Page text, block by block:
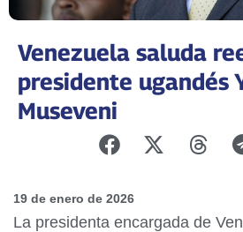
Venezuela saluda
presidente ugandés
Museveni
19 de enero de 2026
La presidenta encargada de